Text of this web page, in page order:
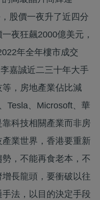
股價一夜升了近四分
夜狂飆2000億美元，
年全年樓市成交
嘉誠近二三十年大手
，房地產業佔比減
Tesla、Microsoft、華
科技相關產業而非房
業世界，香港要重新
，不能再食老本，不
長龍頭，要衝破以往
法，以目的決定手段